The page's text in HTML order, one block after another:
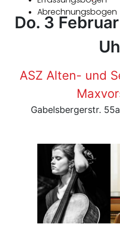
Abrechnungsbogen
Do. 3
ASZ Alten- und
Gabelsbergerstr.